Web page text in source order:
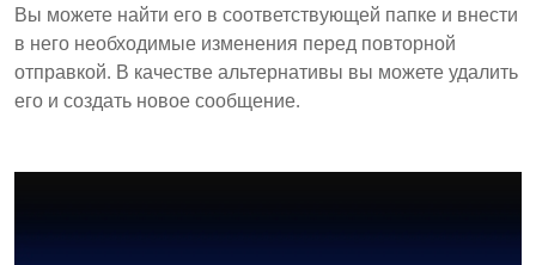
Вы можете найти его в соответствующей папке и внести
в него необходимые изменения перед повторной
отправкой. В качестве альтернативы вы можете удалить
его и создать новое сообщение.